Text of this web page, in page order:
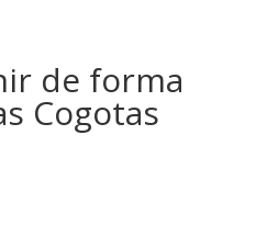
de forma
Cogotas